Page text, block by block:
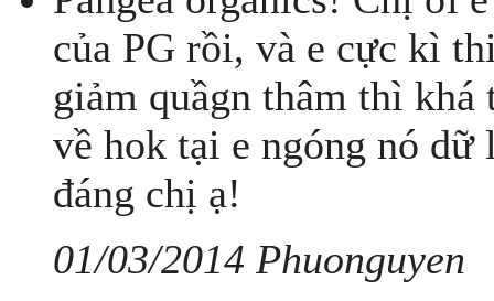
của PG rồi, và e cực kì
giảm quầgn thâm thì
về hok tại e ngóng nó
đáng chị ạ!
01/03/2014 Phuonguyen